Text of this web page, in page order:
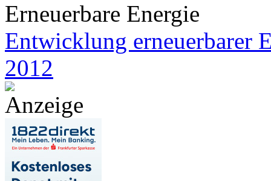
Erneuerbare Energie
Entwicklung erneuerbarer
2012
Anzeige